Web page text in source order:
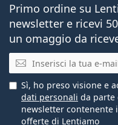
Primo ordine su
newsletter e ricevi
un omaggio da
E-mail
Sì, ho preso visione e
dati personali da parte
newsletter
offerte di Lentiamo